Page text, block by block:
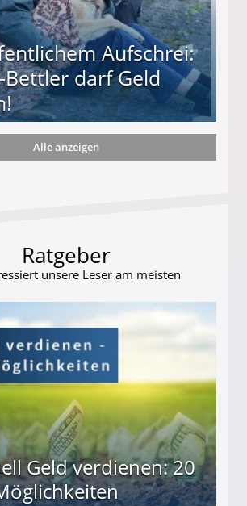
Aufschrei:
Bettler darf Geld
Alle anzeigen
Ratgeber
unsere Leser am meisten
Geld verdienen: 20